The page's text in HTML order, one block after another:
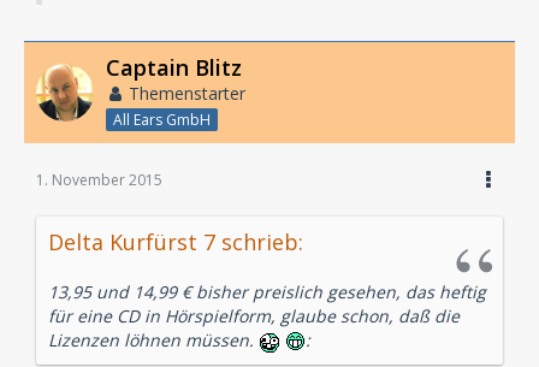
Captain Blitz
Themenstarter
All Ears GmbH
1. November 2015
Delta Kurfürst 7 schrieb:
13,95 und 14,99 € bisher preislich gesehen, das heftig
für eine CD in Hörspielform, glaube schon, daß die
Lizenzen löhnen müssen.
: